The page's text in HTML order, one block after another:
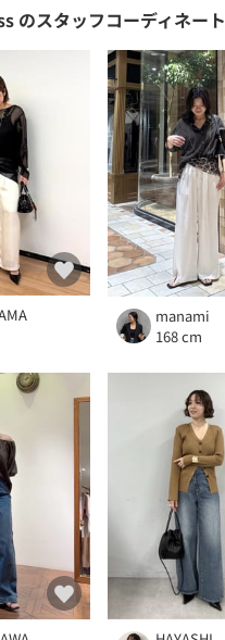
のスタッフコーディネート
manami
168 cm